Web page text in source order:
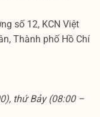
số 12, KCN Việt
Thành phố Hồ Chí
thứ Bảy (08:00 –